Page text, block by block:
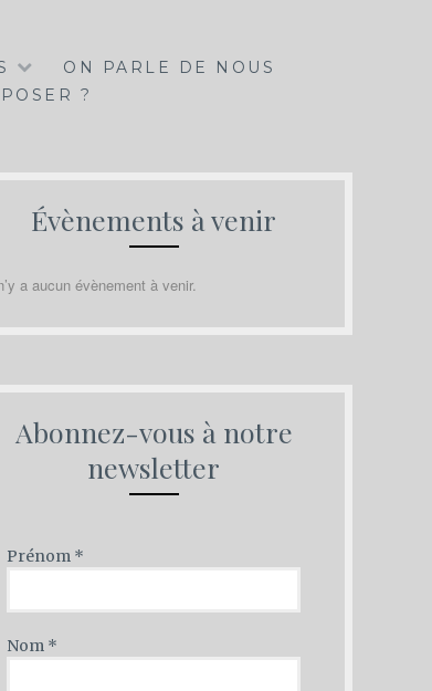
ON PARLE DE NOUS
?
Évènements à venir
a aucun évènement à venir.
Abonnez-vous à notre
newsletter
Prénom *
Nom *